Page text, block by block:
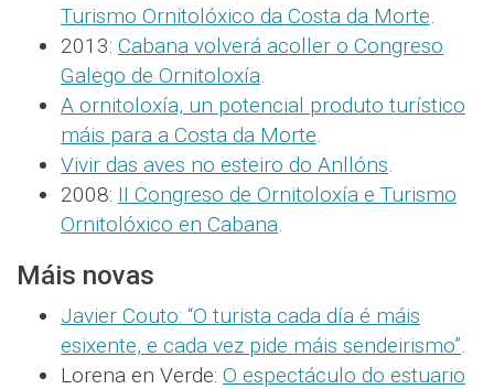
Turismo Ornitolóxico da Costa da Morte.
2013: Cabana volverá acoller o Congreso
Galego de Ornitoloxía.
A ornitoloxía, un potencial produto turístico
máis para a Costa da Morte.
Vivir das aves no esteiro do Anllóns.
2008: II Congreso de Ornitoloxía e Turismo
Ornitolóxico en Cabana.
Máis novas
Javier Couto: “O turista cada día é máis
esixente, e cada vez pide máis sendeirismo”.
Lorena en Verde: O espectáculo do estuario